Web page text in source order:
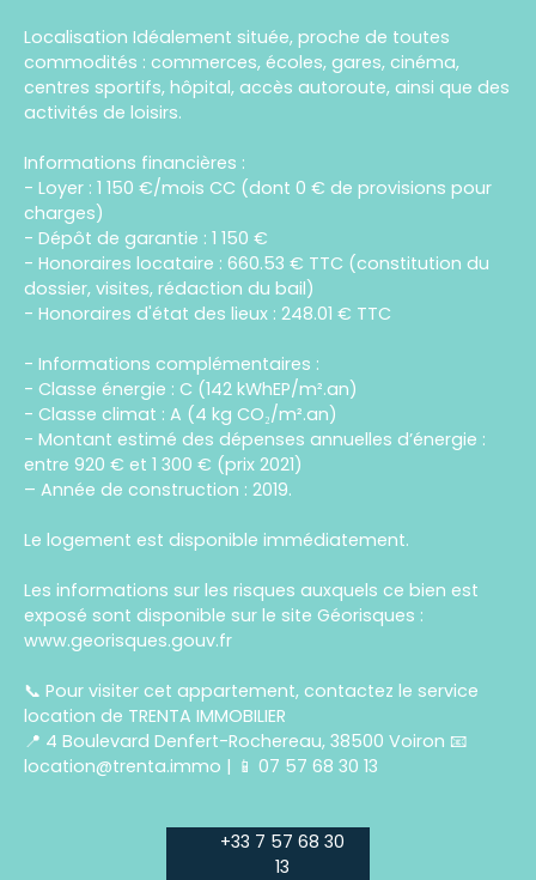
Localisation Idéalement située, proche de toutes
commodités : commerces, écoles, gares, cinéma,
centres sportifs, hôpital, accès autoroute, ainsi que des
activités de loisirs.
Informations financières :
- Loyer : 1 150 €/mois CC (dont 0 € de provisions pour
charges)
- Dépôt de garantie : 1 150 €
- Honoraires locataire : 660.53 € TTC (constitution du
dossier, visites, rédaction du bail)
- Honoraires d'état des lieux : 248.01 € TTC
- Informations complémentaires :
- Classe énergie : C (142 kWhEP/m².an)
- Classe climat : A (4 kg CO₂/m².an)
- Montant estimé des dépenses annuelles d’énergie :
entre 920 € et 1 300 € (prix 2021)
– Année de construction : 2019.
Le logement est disponible immédiatement.
Les informations sur les risques auxquels ce bien est
exposé sont disponible sur le site Géorisques :
www.georisques.gouv.fr
📞 Pour visiter cet appartement, contactez le service
location de TRENTA IMMOBILIER
📍 4 Boulevard Denfert-Rochereau, 38500 Voiron 📧
location@trenta.immo | 📱 07 57 68 30 13
+33 7 57 68 30
13